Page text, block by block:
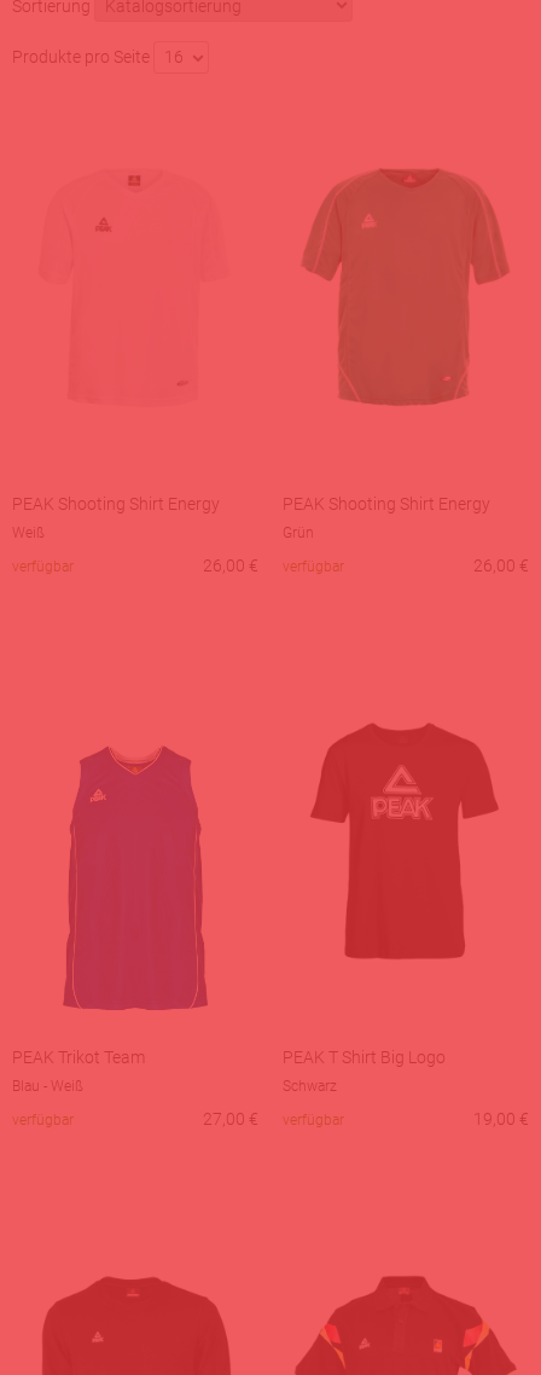
Sortierung
Produkte pro Seite 16
PEAK Shooting Shirt Energy
Weiß
verfügbar
26,00 €
PEAK Shooting Shirt Energy
Grün
verfügbar
26,00 €
PEAK Trikot Team
Blau - Weiß
verfügbar
27,00 €
PEAK T Shirt Big Logo
Schwarz
verfügbar
19,00 €